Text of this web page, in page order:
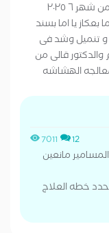
ركبت شريحه ومسامرين فى مفصل الفخذ من شهر ٦ ٢٠٢٥
يا اما بسند
و تنميل وشد فى
قالى من
الهشاشه
7011 12
مانعين
خطه العلاج